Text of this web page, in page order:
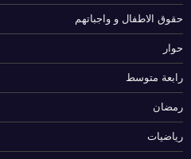
حقوق الاطفال و واجباتهم
حوار
رابعة متوسط
رمضان
رياضيات